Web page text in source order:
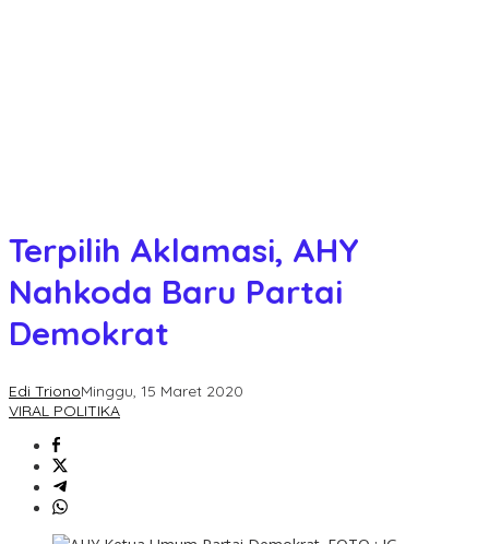
Terpilih Aklamasi, AHY
Nahkoda Baru Partai
Demokrat
Edi TrionoMinggu, 15 Maret 2020
VIRAL POLITIKA